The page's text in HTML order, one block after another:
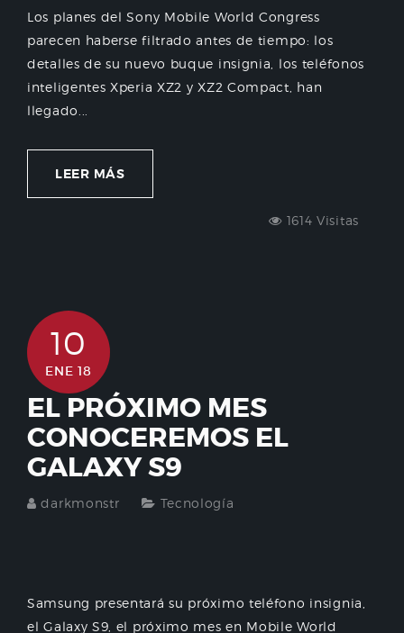
Los planes del Sony Mobile World Congress
parecen haberse filtrado antes de tiempo: los
detalles de su nuevo buque insignia, los teléfonos
inteligentes Xperia XZ2 y XZ2 Compact, han
llegado...
LEER MÁS
1614 Visitas
10
ENE 18
EL PRÓXIMO MES
CONOCEREMOS EL
GALAXY S9
darkmonstr Tecnología
Samsung presentará su próximo teléfono insignia,
el Galaxy S9, el próximo mes en Mobile World